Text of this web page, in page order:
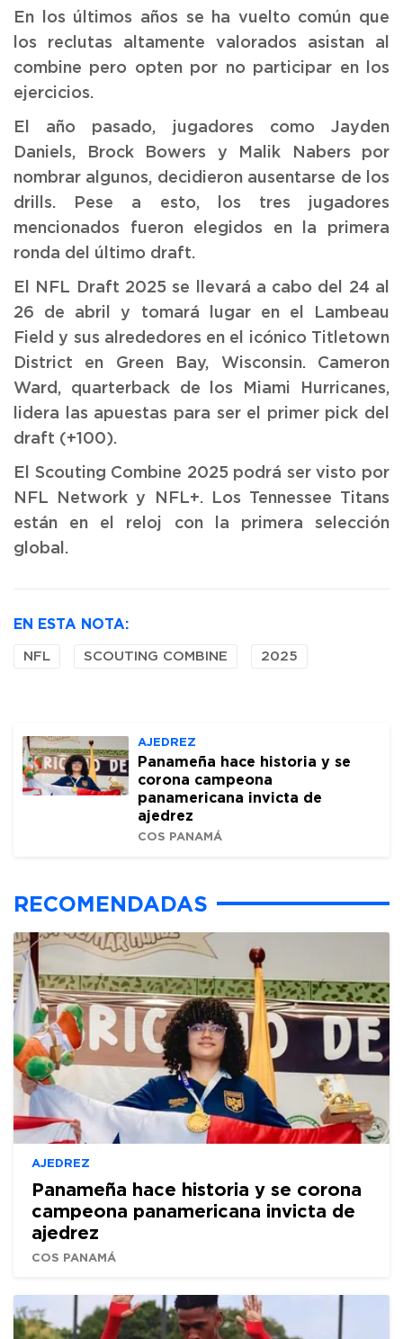
En los últimos años se ha vuelto común que
los reclutas altamente valorados asistan al
combine pero opten por no participar en los
ejercicios.
El año pasado, jugadores como Jayden
Daniels, Brock Bowers y Malik Nabers por
nombrar algunos, decidieron ausentarse de los
drills. Pese a esto, los tres jugadores
mencionados fueron elegidos en la primera
ronda del último draft.
El NFL Draft 2025 se llevará a cabo del 24 al
26 de abril y tomará lugar en el Lambeau
Field y sus alrededores en el icónico Titletown
District en Green Bay, Wisconsin. Cameron
Ward, quarterback de los Miami Hurricanes,
lidera las apuestas para ser el primer pick del
draft (+100).
El Scouting Combine 2025 podrá ser visto por
NFL Network y NFL+. Los Tennessee Titans
están en el reloj con la primera selección
global.
EN ESTA NOTA:
NFL SCOUTING COMBINE 2025
AJEDREZ
Panameña hace historia y se
corona campeona
panamericana invicta de
ajedrez
COS PANAMÁ
RECOMENDADAS
AJEDREZ
Panameña hace historia y se corona
campeona panamericana invicta de
ajedrez
COS PANAMÁ